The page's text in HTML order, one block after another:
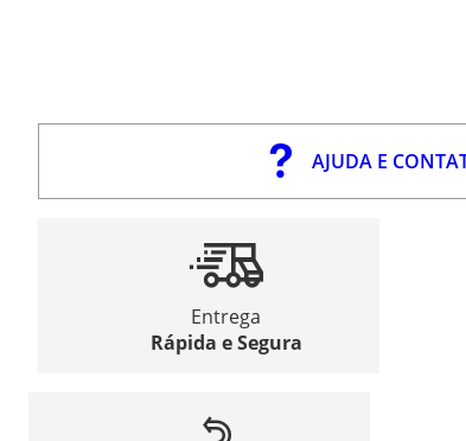
AJUDA E
Entrega
Rápida e Segura